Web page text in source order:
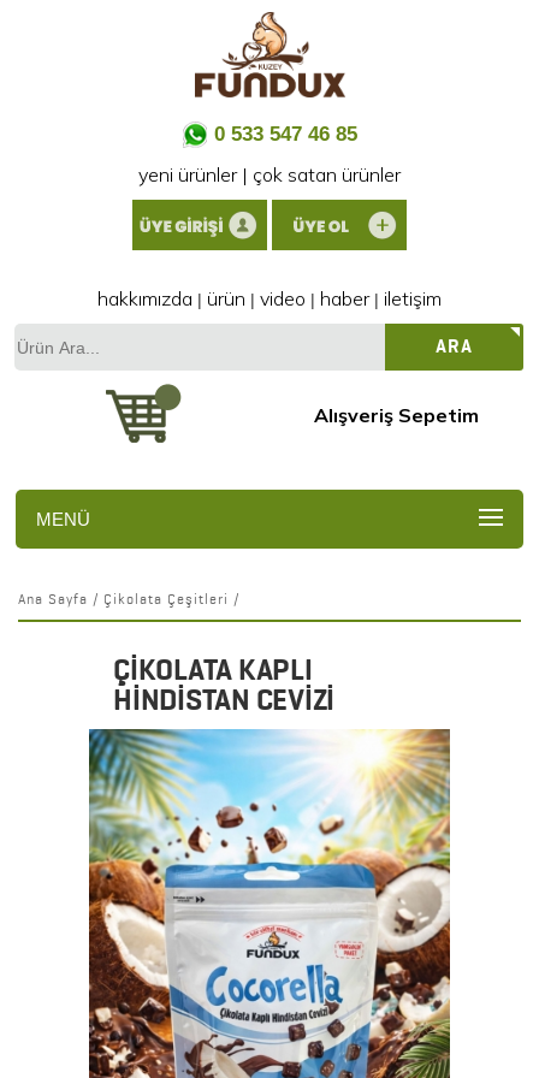
0 533 547 46 85
yeni ürünler| çok satan ürünler
hakkımızda | ürün | video | haber| iletişim
ARA
Alışveriş Sepetim
MENÜ
Ana Sayfa / Çikolata Çeşitleri /
ÇİKOLATA KAPLI
HİNDİSTAN CEVİZİ
Detaylar